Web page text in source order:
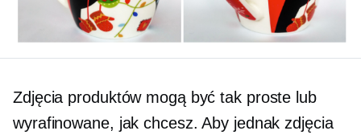
Zdjęcia produktów mogą być tak proste lub
wyrafinowane, jak chcesz. Aby jednak zdjęcia